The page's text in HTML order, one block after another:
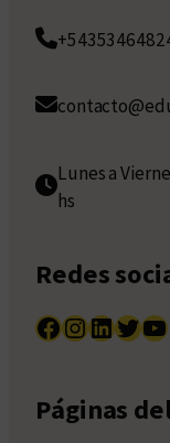
Lunes a
hs
Redes
Facebook InstagramLinkedIn Twitter YouTube
Páginas